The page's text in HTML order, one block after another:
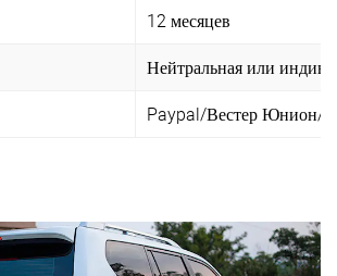
12 месяцев
Нейтральная или
Paypal/Вестер Юнион/